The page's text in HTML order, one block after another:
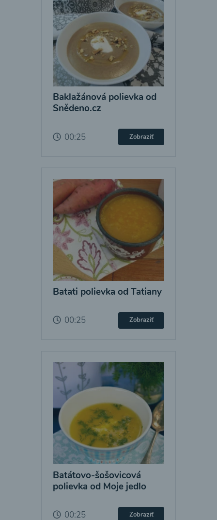
Baklažánová polievka od
Snědeno.cz
00:25 Zobraziť
Batati polievka od Tatiany
00:25 Zobraziť
Batátovo-šošovicová
polievka od Moje jedlo
00:25 Zobraziť